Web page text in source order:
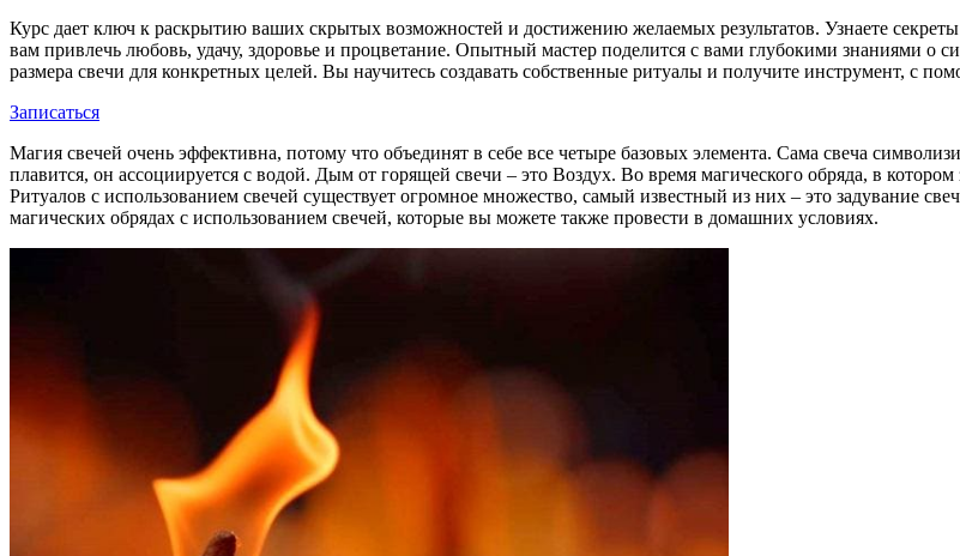
Курс дает ключ к раскрытию ваших скрытых возможностей и достижению желаемых результатов. Узнаете
вам привлечь любовь, удачу, здоровье и процветание. Опытный мастер поделится с вами глубокими знаниями о
размера свечи для конкретных целей. Вы научитесь создавать собственные ритуалы и получите инструмент, с
Записаться
Магия свечей очень эффективна, потому что объединят в себе все четыре базовых элемента. Сама свеча
плавится, он ассоциируется с водой. Дым от горящей свечи – это Воздух. Во время магического обряда, в
Ритуалов с использованием свечей существует огромное множество, самый известный из них – это задувание
магических обрядах с использованием свечей, которые вы можете также провести в домашних условиях.